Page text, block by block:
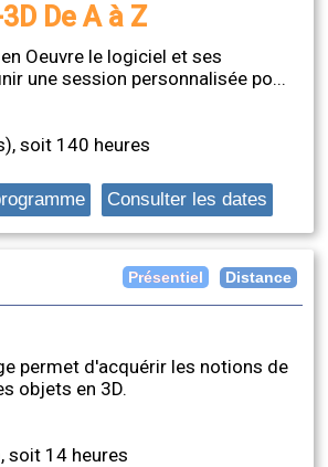
De A à Z
Oeuvre le logiciel et ses
une session personnalisée po...
soit 140 heures
Consulter les dates
Présentiel Distance
permet d'acquérir les notions de
objets en 3D.
soit 14 heures